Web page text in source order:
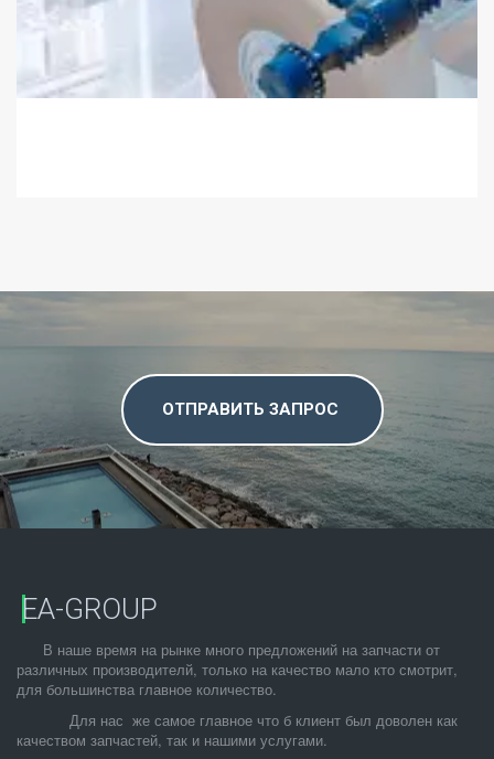
ОТПРАВИТЬ ЗАПРОС
EA-GROUP
различных производителй, только на качество мало кто смотрит,
для большинства главное количество.
Для нас  же самое главное что б клиент был доволен как
качеством запчастей, так и нашими услугами.